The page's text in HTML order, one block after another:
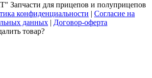
для прицепов и полуприцепов
конфиденциальности | Согласие на
данных | Договор-оферта
товар?